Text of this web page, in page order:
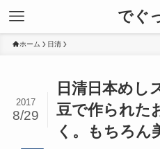
でぐ
ホーム 日清
日清日本めし
豆で作られた
く。もちろん
2017
8/29